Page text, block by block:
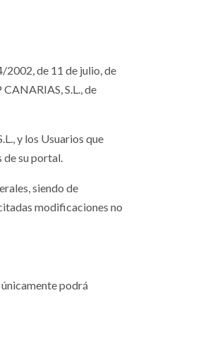
2002, de 11 de julio, de
S.L., de
y los Usuarios que
de su portal.
siendo de
modificaciones no
podrá